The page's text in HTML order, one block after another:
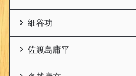
細谷功
佐渡島庸平